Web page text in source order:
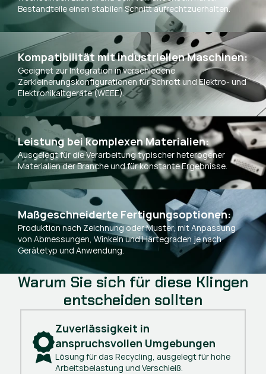
Warum Sie sich für diese Klingen
entscheiden sollten
Zuverlässigkeit in
anspruchsvollen Umgebungen
Lösung für das Recycling, ausgelegt für hohe
Arbeitsbelastung und Verschleiß.
Bestandteile einen stabilen Schnitt aufrechtzuerhalten.
Kompatibilität mit industriellen Maschinen:
Geeignet zur Integration in verschiedene
Zerkleinerungskonfigurationen für Schrott und Elektro- und
Elektronikaltgeräte (WEEE).
Leistung bei komplexen Materialien:
Ausgelegt für die Verarbeitung typischer heterogener
Materialien der Branche und für konstante Ergebnisse.
Maßgeschneiderte Fertigungsoptionen:
Produktion nach Zeichnung oder Muster, mit Anpassung
von Abmessungen, Winkeln und Härtegraden je nach
Gerätetyp und Anwendung.